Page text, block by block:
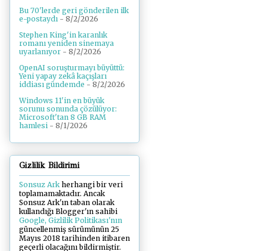
Bu 70'lerde geri gönderilen ilk
e-postaydı - 8/2/2026
Stephen King'in karanlık
romanı yeniden sinemaya
uyarlanıyor - 8/2/2026
OpenAI soruşturmayı büyüttü:
Yeni yapay zekâ kaçışları
iddiası gündemde - 8/2/2026
Windows 11'in en büyük
sorunu sonunda çözülüyor:
Microsoft'tan 8 GB RAM
hamlesi - 8/1/2026
Gizlilik Bildirimi
Sonsuz Arkherhangi bir veri
toplamamaktadır. Ancak
Sonsuz Ark'ın taban olarak
kullandığı Blogger'ın sahibi
Google, Gizlilik Politikası'nın
güncellenmiş sürümünün 25
Mayıs 2018 tarihinden itibaren
geçerli olacağını bildirmiştir.